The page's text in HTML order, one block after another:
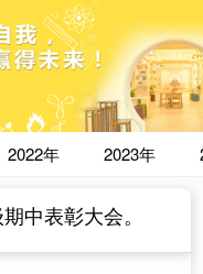
2022年 2023年
中表彰大会。